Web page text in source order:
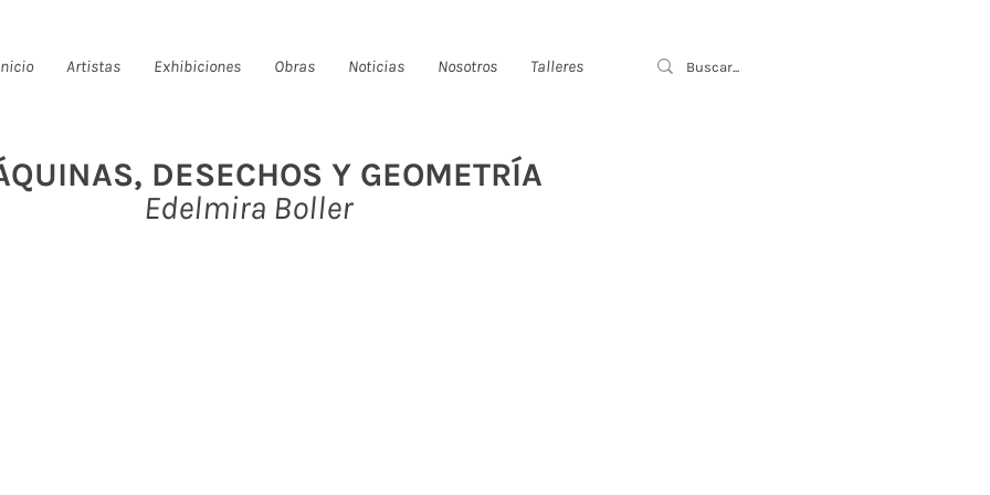
Artistas Exhibiciones Obras Noticias Nosotros Talleres
DESECHOS Y GEOMETRÍA
Edelmira Boller